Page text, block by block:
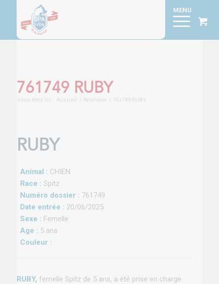
761749 RUBY
Vous êtes ici : Accueil / Animaux / 761749 RUBY
RUBY
Animal : CHIEN
Race : Spitz
Numéro dossier : 761749
Date entrée : 20/06/2025
Sexe : Femelle
Age : 5 ans
Couleur :
RUBY, femelle Spitz de 5 ans, a été prise en charge